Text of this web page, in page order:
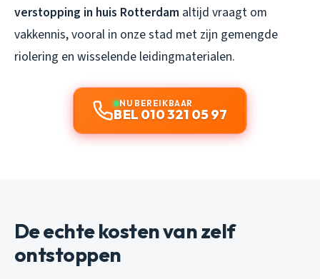
verstopping in huis Rotterdam altijd vraagt om
vakkennis, vooral in onze stad met zijn gemengde
riolering en wisselende leidingmaterialen.
NU BEREIKBAAR
BEL 010 321 05 97
De echte kosten van zelf
ontstoppen